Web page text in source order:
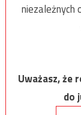
niezależnych
Uważasz, że
do